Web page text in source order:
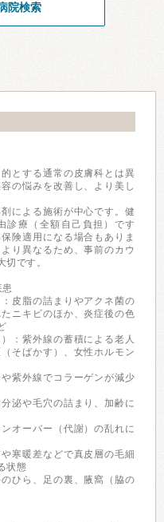
院検索
とする通常の皮膚科とは異
の悩みを改善し、より美し
による施術が中心です。健
診療（全額自己負担）です
険適用になる場合もありま
り異なるため、事前のカウ
です。
皮脂の詰まりやアクネ菌の
ニキビのほか、炎症後の色
：紫外線の蓄積による老人
そばかす）、女性ホルモン
紫外線でコラーゲンが減少
泌や毛穴の詰まり、加齢に
オーバー（代謝）の乱れに
寒暖差などで真皮層の毛細
状態
ひら、足の裏、腋窩（脇の